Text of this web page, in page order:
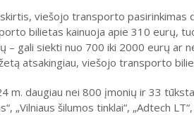
viešojo transporto
bilietas kainuoja apie 310 eurų,
– gali siekti nuo 700 iki 2000 eurų ar
atsakingiau, viešojo transporto
m. daugiau nei 800 įmonių ir 33
„Vilniaus šilumos tinklai“, „Adtech